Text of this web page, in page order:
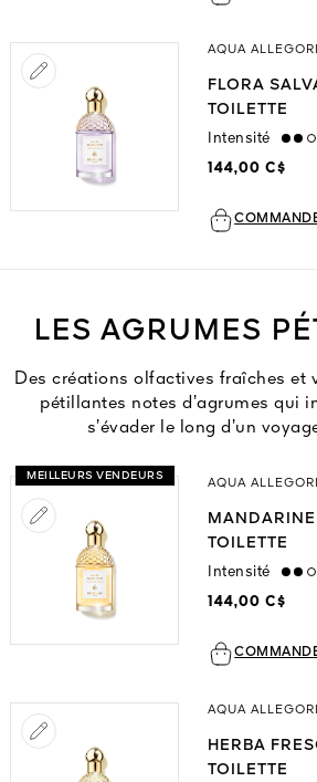
AQUA
FLORA
TOILETTE
Intensité
144,00 C$
LES AGRUMES
Des créations olfactives fraîches et
pétillantes notes d’agrumes qui
s’évader le long d’un
MEILLEURS VENDEURS
AQUA
TOILETTE
Intensité
144,00 C$
AQUA
HERBA
TOILETTE